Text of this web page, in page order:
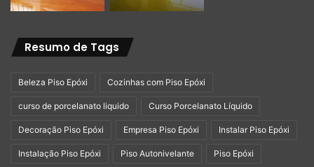
Resumo de Tags
Beleza Piso Epóxi Cozinhas com Piso Epóxi
curso de porcelanato liquido Curso Porcelanato Líquido
Decoração Piso Epóxi Empresa Piso Epóxi Instalar Piso Epóxi
Instalação Piso Epóxi Piso Autonivelante Piso Epóxi